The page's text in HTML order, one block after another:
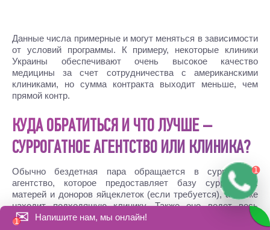
Данные числа примерные и могут меняться в зависимости
от условий программы. К примеру, некоторые клиники
Украины обеспечивают очень высокое качество
медицины за счет сотрудничества с американскими
клиниками, но сумма контракта выходит меньше, чем
прямой контр.
КУДА ОБРАТИТЬСЯ И ЧТО ЛУЧШЕ –
СУРРОГАТНОЕ АГЕНТСТВО ИЛИ КЛИНИКА?
Обычно бездетная пара обращается в суррогатное
агентство, которое предоставляет базу суррогатных
матерей и доноров яйцеклеток (если требуется), а также
находит подходящую клинику. Также оно ведет весь
процесс от начала и до конца, предоставляет
✉ Напишите нам, мы онлайн!